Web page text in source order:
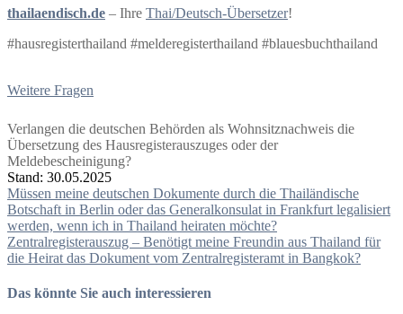
thailaendisch.de – Ihre Thai/Deutsch-Übersetzer!
#hausregisterthailand #melderegisterthailand #blauesbuchthailand
Weitere Fragen
Verlangen die deutschen Behörden als Wohnsitznachweis die
Übersetzung des Hausregisterauszuges oder der
Meldebescheinigung?
Stand: 30.05.2025
Beitragsnavigation
Müssen meine deutschen Dokumente durch die Thailändische
Botschaft in Berlin oder das Generalkonsulat in Frankfurt legalisiert
werden, wenn ich in Thailand heiraten möchte?
Zentralregisterauszug – Benötigt meine Freundin aus Thailand für
die Heirat das Dokument vom Zentralregisteramt in Bangkok?
Das könnte Sie auch interessieren